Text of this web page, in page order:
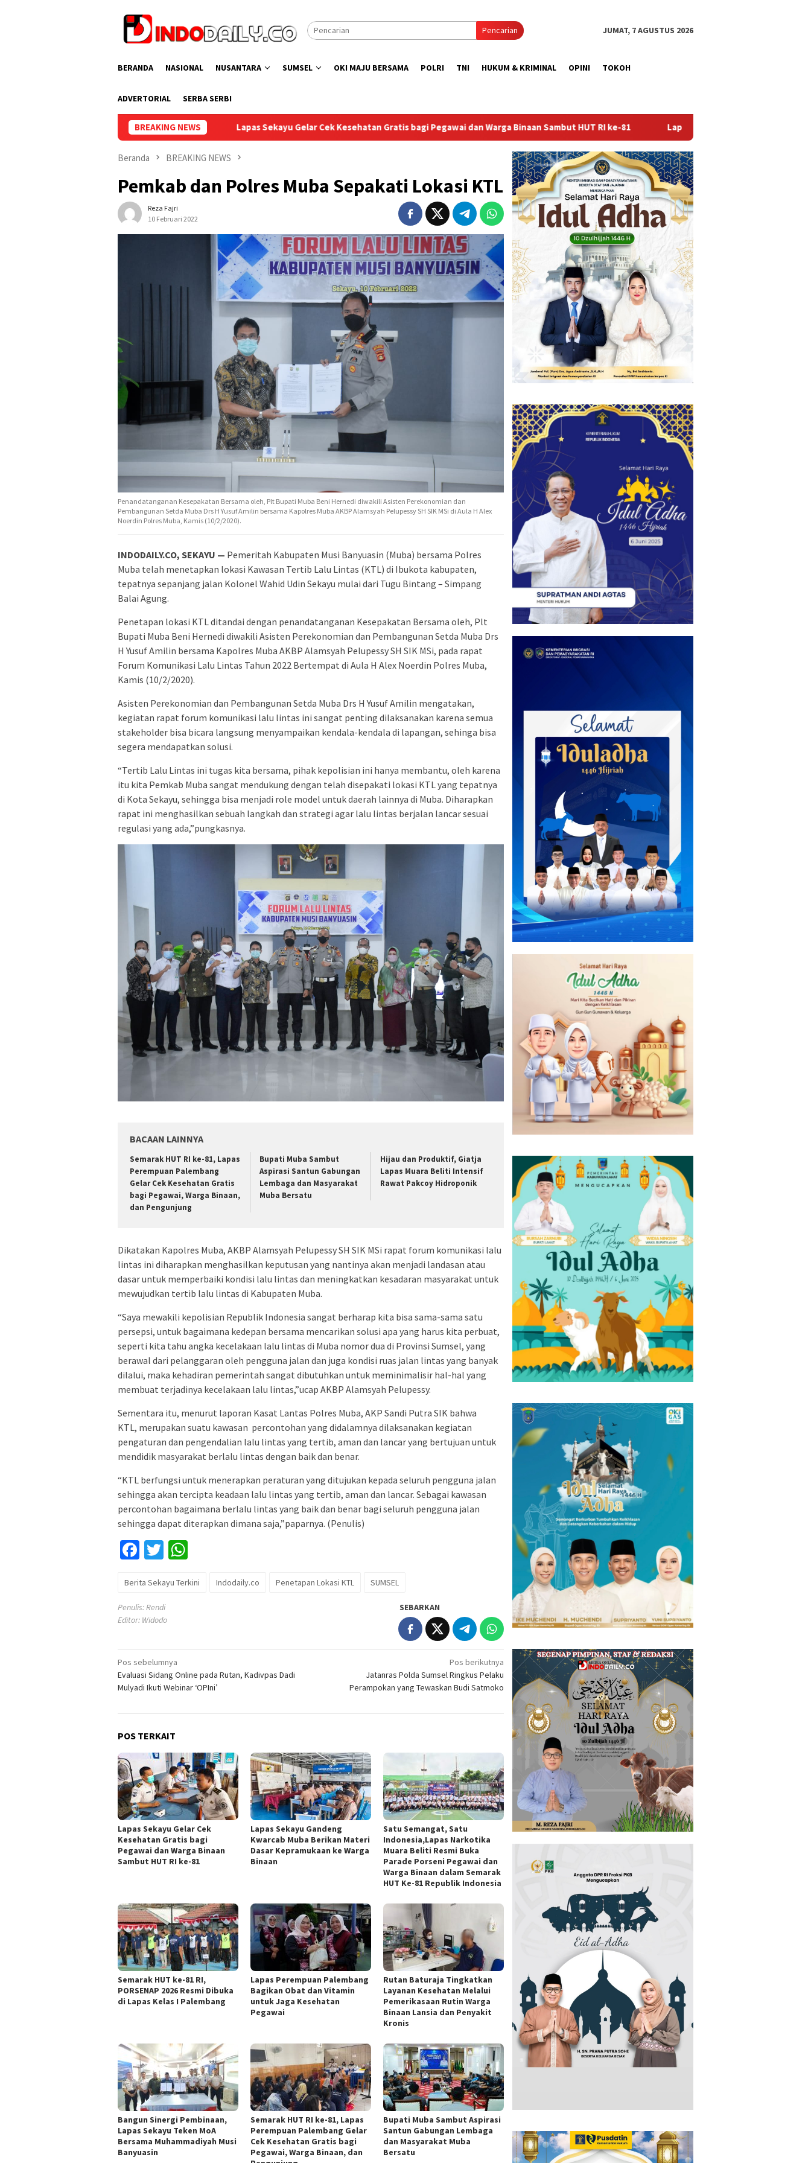
Pencarian JUMAT, 7 AGUSTUS 2026
BERANDA NASIONAL NUSANTARA SUMSEL OKI MAJU BERSAMA POLRI TNI HUKUM & KRIMINAL OPINI TOKOH
ADVERTORIAL SERBA SERBI
BREAKING NEWS
Lapas Sekayu Gelar Cek Kesehatan Gratis bagi Pegawai dan Warga Binaan Sambut HUT RI ke-81 Lapas Sekayu Gandeng Kwarcab Muba Berikan Materi Dasar
Beranda BREAKING NEWS
Pemkab dan Polres Muba Sepakati Lokasi KTL
Reza Fajri
10 Februari 2022
Penandatanganan Kesepakatan Bersama oleh, Plt Bupati Muba Beni Hernedi diwakili Asisten Perekonomian dan
Pembangunan Setda Muba Drs H Yusuf Amilin bersama Kapolres Muba AKBP Alamsyah Pelupessy SH SIK MSi di Aula H Alex
Noerdin Polres Muba, Kamis (10/2/2020).
INDODAILY.CO, SEKAYU — Pemeritah Kabupaten Musi Banyuasin (Muba) bersama Polres
Muba telah menetapkan lokasi Kawasan Tertib Lalu Lintas (KTL) di Ibukota kabupaten,
tepatnya sepanjang jalan Kolonel Wahid Udin Sekayu mulai dari Tugu Bintang – Simpang
Balai Agung.
Penetapan lokasi KTL ditandai dengan penandatanganan Kesepakatan Bersama oleh, Plt
Bupati Muba Beni Hernedi diwakili Asisten Perekonomian dan Pembangunan Setda Muba Drs
H Yusuf Amilin bersama Kapolres Muba AKBP Alamsyah Pelupessy SH SIK MSi, pada rapat
Forum Komunikasi Lalu Lintas Tahun 2022 Bertempat di Aula H Alex Noerdin Polres Muba,
Kamis (10/2/2020).
Asisten Perekonomian dan Pembangunan Setda Muba Drs H Yusuf Amilin mengatakan,
kegiatan rapat forum komunikasi lalu lintas ini sangat penting dilaksanakan karena semua
stakeholder bisa bicara langsung menyampaikan kendala-kendala di lapangan, sehinga bisa
segera mendapatkan solusi.
“Tertib Lalu Lintas ini tugas kita bersama, pihak kepolisian ini hanya membantu, oleh karena
itu kita Pemkab Muba sangat mendukung dengan telah disepakati lokasi KTL yang tepatnya
di Kota Sekayu, sehingga bisa menjadi role model untuk daerah lainnya di Muba. Diharapkan
rapat ini menghasilkan sebuah langkah dan strategi agar lalu lintas berjalan lancar sesuai
regulasi yang ada,”pungkasnya.
BACAAN LAINNYA
Semarak HUT RI ke-81, Lapas
Perempuan Palembang
Gelar Cek Kesehatan Gratis
bagi Pegawai, Warga Binaan,
dan Pengunjung
Bupati Muba Sambut
Aspirasi Santun Gabungan
Lembaga dan Masyarakat
Muba Bersatu
Hijau dan Produktif, Giatja
Lapas Muara Beliti Intensif
Rawat Pakcoy Hidroponik
Dikatakan Kapolres Muba, AKBP Alamsyah Pelupessy SH SIK MSi rapat forum komunikasi lalu
lintas ini diharapkan menghasilkan keputusan yang nantinya akan menjadi landasan atau
dasar untuk memperbaiki kondisi lalu lintas dan meningkatkan kesadaran masyarakat untuk
mewujudkan tertib lalu lintas di Kabupaten Muba.
“Saya mewakili kepolisian Republik Indonesia sangat berharap kita bisa sama-sama satu
persepsi, untuk bagaimana kedepan bersama mencarikan solusi apa yang harus kita perbuat,
seperti kita tahu angka kecelakaan lalu lintas di Muba nomor dua di Provinsi Sumsel, yang
berawal dari pelanggaran oleh pengguna jalan dan juga kondisi ruas jalan lintas yang banyak
dilalui, maka kehadiran pemerintah sangat dibutuhkan untuk meminimalisir hal-hal yang
membuat terjadinya kecelakaan lalu lintas,”ucap AKBP Alamsyah Pelupessy.
Sementara itu, menurut laporan Kasat Lantas Polres Muba, AKP Sandi Putra SIK bahwa
KTL, merupakan suatu kawasan percontohan yang didalamnya dilaksanakan kegiatan
pengaturan dan pengendalian lalu lintas yang tertib, aman dan lancar yang bertujuan untuk
mendidik masyarakat berlalu lintas dengan baik dan benar.
“KTL berfungsi untuk menerapkan peraturan yang ditujukan kepada seluruh pengguna jalan
sehingga akan tercipta keadaan lalu lintas yang tertib, aman dan lancar. Sebagai kawasan
percontohan bagaimana berlalu lintas yang baik dan benar bagi seluruh pengguna jalan
sehingga dapat diterapkan dimana saja,”paparnya. (Penulis)
Facebook
Twitter
Berita Sekayu Terkini Indodaily.co Penetapan Lokasi KTL SUMSEL
Penulis: Rendi
Editor: Widodo
SEBARKAN
Navigasi
pos
Pos sebelumnya
Evaluasi Sidang Online pada Rutan, Kadivpas Dadi
Mulyadi Ikuti Webinar ‘OPIni’
Pos berikutnya
Jatanras Polda Sumsel Ringkus Pelaku
Perampokan yang Tewaskan Budi Satmoko
POS TERKAIT
Lapas Sekayu Gelar Cek
Kesehatan Gratis bagi
Pegawai dan Warga Binaan
Sambut HUT RI ke-81
Lapas Sekayu Gandeng
Kwarcab Muba Berikan Materi
Dasar Kepramukaan ke Warga
Binaan
Satu Semangat, Satu
Indonesia,Lapas Narkotika
Muara Beliti Resmi Buka
Parade Porseni Pegawai dan
Warga Binaan dalam Semarak
HUT Ke-81 Republik Indonesia
Semarak HUT ke-81 RI,
PORSENAP 2026 Resmi Dibuka
di Lapas Kelas I Palembang
Lapas Perempuan Palembang
Bagikan Obat dan Vitamin
untuk Jaga Kesehatan
Pegawai
Rutan Baturaja Tingkatkan
Layanan Kesehatan Melalui
Pemerikasaan Rutin Warga
Binaan Lansia dan Penyakit
Kronis
Bangun Sinergi Pembinaan,
Lapas Sekayu Teken MoA
Bersama Muhammadiyah Musi
Banyuasin
Semarak HUT RI ke-81, Lapas
Perempuan Palembang Gelar
Cek Kesehatan Gratis bagi
Pegawai, Warga Binaan, dan
Bupati Muba Sambut Aspirasi
Santun Gabungan Lembaga
dan Masyarakat Muba
Bersatu